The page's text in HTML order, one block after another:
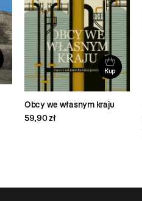
Kup
Obcy we własnym kraju
59,90 zł